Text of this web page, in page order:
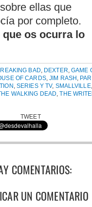
ellas que
por completo.
que os ocurra lo
BAD, DEXTER,GAME
OF CARDS,JIM RASH ,
, SERIES Y TV, SMALLVILLE,
WALKING DEAD,THE
TWEET
COMENTARIOS:
UN COMENTARIO